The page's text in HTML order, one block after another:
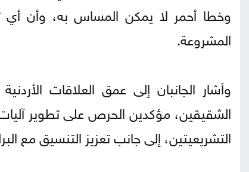
وخطا أحمر لا يمكن المساس به، وأن
المشروعة.
وأشار الجانبان إلى عمق العلاقات
الشقيقين، مؤكدين الحرص على تطوير
التشريعيتين، إلى جانب تعزيز التنسيق مع